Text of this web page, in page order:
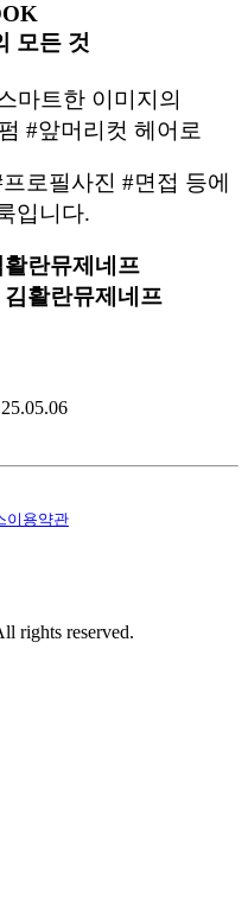
모든 것
마트한 이미지의
#앞머리컷 헤어 로
로필사진 #면접 등에
입니다.
란뮤제네프
활란뮤제네프
25.05.06
이용약관
rights reserved.